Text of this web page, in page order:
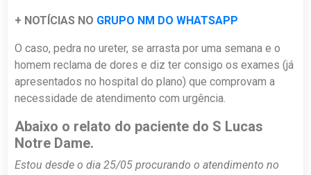
+ NOTÍCIAS NO GRUPO NM DO WHATSAPP
O caso, pedra no ureter, se arrasta por uma semana e o
homem reclama de dores e diz ter consigo os exames (já
apresentados no hospital do plano) que comprovam a
necessidade de atendimento com urgência.
Abaixo o relato do paciente do S Lucas
Notre Dame.
Estou desde o dia 25/05 procurando o atendimento no